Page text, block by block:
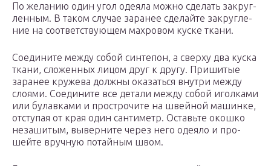
По жела­нию один угол оде­я­ла мож­но сде­лать закруг­
лен­ным. В таком слу­чае зара­нее сде­лай­те закруг­ле­
ние на соот­вет­ству­ю­щем мах­ро­вом кус­ке тка­ни.
Соеди­ни­те меж­ду собой син­те­пон, а свер­ху два кус­ка
тка­ни, сло­жен­ных лицом друг к дру­гу. При­ши­тые
зара­нее кру­же­ва долж­ны ока­зать­ся внут­ри меж­ду
сло­я­ми. Соеди­ни­те все дета­ли меж­ду собой игол­ка­ми
или булав­ка­ми и про­стро­чи­те на швей­ной машин­ке,
отсту­пая от края один сан­ти­метр. Оставь­те окош­ко
неза­ши­тым, вывер­ни­те через него оде­я­ло и про­
шей­те вруч­ную потай­ным швом.